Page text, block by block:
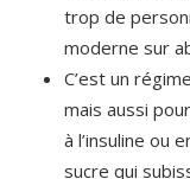
trop de
moderne sur
C’est un
mais aussi
à l’insuline ou
sucre qui